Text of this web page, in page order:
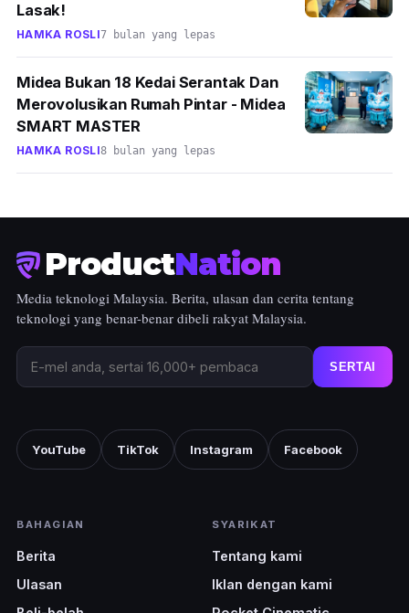
Lasak!
HAMKA ROSLI7 bulan yang lepas
Midea Bukan 18 Kedai Serantak Dan
Merovolusikan Rumah Pintar - Midea
SMART MASTER
HAMKA ROSLI8 bulan yang lepas
ProductNation
Media teknologi Malaysia. Berita, ulasan dan cerita tentang
teknologi yang benar-benar dibeli rakyat Malaysia.
SERTAI
YouTube TikTok Instagram Facebook
BAHAGIAN
Berita
Ulasan
SYARIKAT
Tentang kami
Iklan dengan kami